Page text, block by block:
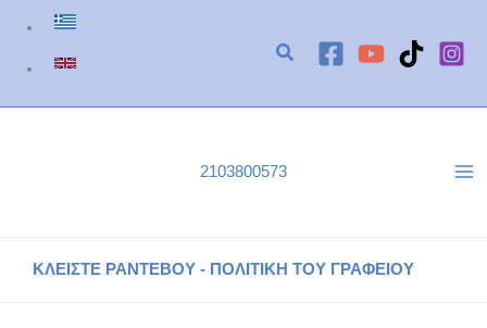
Μετάβαση
περιεχόμενο
2103800573
ΚΛΕΙΣΤΕ ΡΑΝΤΕΒΟΥ - ΠΟΛΙΤΙΚΗ ΤΟΥ ΓΡΑΦΕΙΟΥ